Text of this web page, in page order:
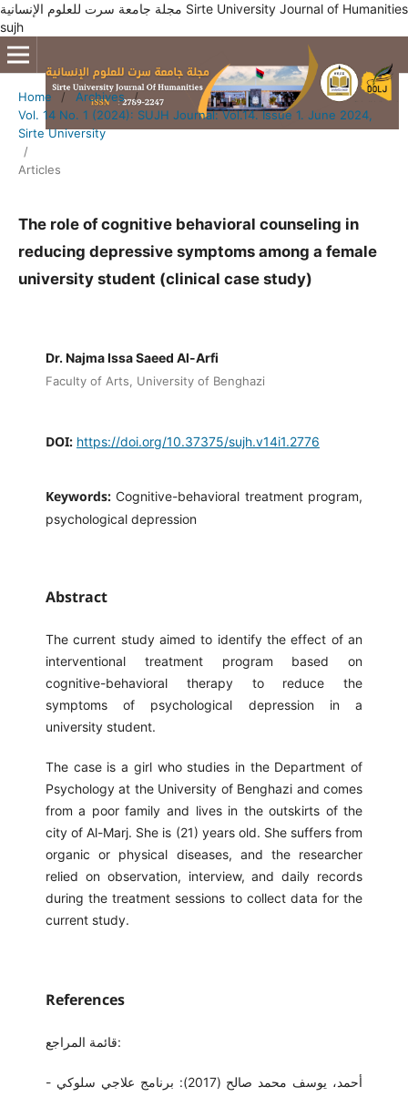
مجلة جامعة سرت للعلوم الإنسانية Sirte University Journal of Humanities
sujh
Home / Archives
/
Vol. 14 No. 1 (2024): SUJH Journal: Vol.14. Issue 1. June 2024,
Sirte University
/
Articles
The role of cognitive behavioral counseling in
reducing depressive symptoms among a female
university student (clinical case study)
Dr. Najma Issa Saeed Al-Arfi
Faculty of Arts, University of Benghazi
DOI: https://doi.org/10.37375/sujh.v14i1.2776
Keywords:Cognitive-behavioral treatment program,
psychological depression
Abstract
The current study aimed to identify the effect of an
interventional treatment program based on
cognitive-behavioral therapy to reduce the
symptoms of psychological depression in a
university student.
The case is a girl who studies in the Department of
Psychology at the University of Benghazi and comes
from a poor family and lives in the outskirts of the
city of Al-Marj. She is (21) years old. She suffers from
organic or physical diseases, and the researcher
relied on observation, interview, and daily records
during the treatment sessions to collect data for the
current study.
References
قائمة المراجع:
- أحمد، يوسف محمد صالح (2017): برنامج علاجي سلوكي